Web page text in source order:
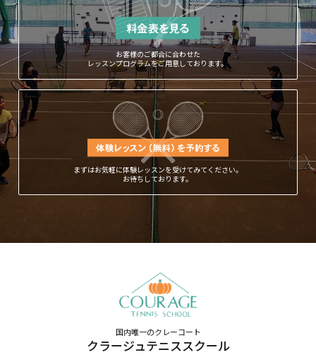
お客様のご都合に合わせた
レッスンプログラムをご用意しております。
まずはお気軽に体験レッスンを受けてみてください。
お待ちしております。
国内唯一のクレーコート
クラージュテニススクール